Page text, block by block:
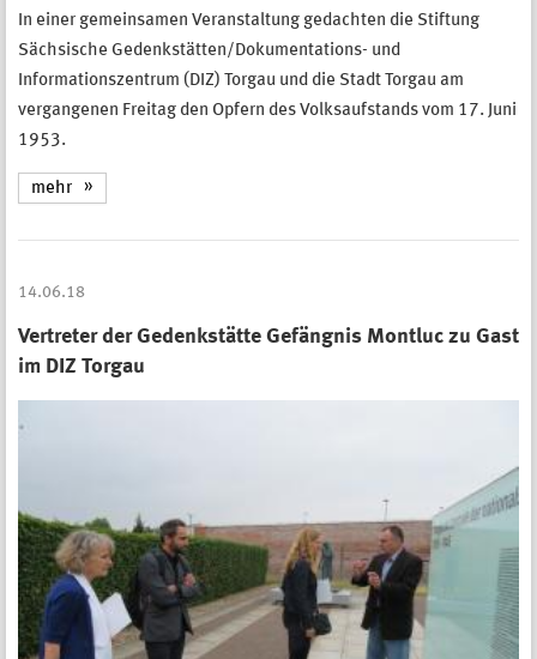
In einer gemeinsamen Veranstaltung gedachten die Stiftung
Sächsische Gedenkstätten/Dokumentations- und
Informationszentrum (DIZ) Torgau und die Stadt Torgau am
vergangenen Freitag den Opfern des Volksaufstands vom 17. Juni
1953.
mehr
14.06.18
Vertreter der Gedenkstätte Gefängnis Montluc zu Gast
im DIZ Torgau